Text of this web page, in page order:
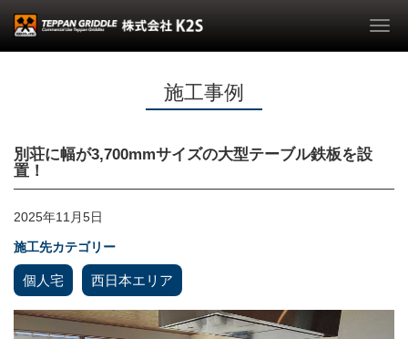
施工事例
別荘に幅が3,700mmサイズの大型テーブル鉄板を設
置！
2025年11月5日
施工先カテゴリー
個人宅 西日本エリア